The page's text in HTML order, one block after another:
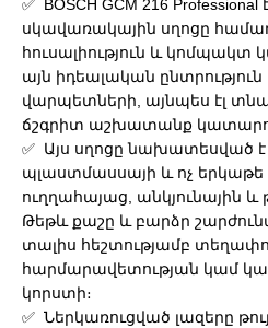
✅ BOSCH GCM 216
սկավառակային սղոցը
հուսալիություն և կոմպակտ
այն իդեալական
վարպետների, այնպես էլ
ճշգրիտ աշխատանք
✅ Այս սղոցը նախատեսված
պլաստմասսայի և ոչ
ուղղահայաց, անկյունային և
Թեթև քաշը և բարձր
տալիս հեշտությամբ
հարմարավետության կամ
կորստի։
✅ Ներկառուցված լազերը